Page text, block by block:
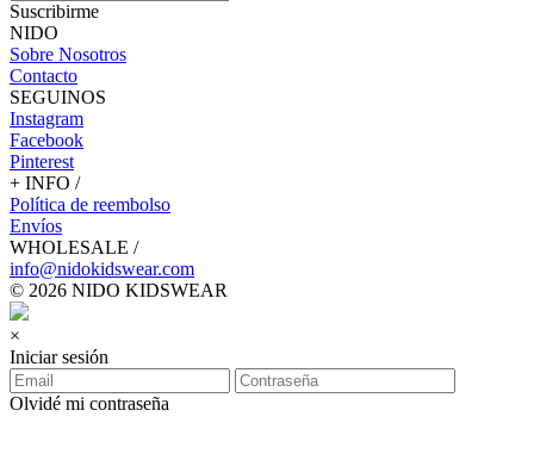
Suscribirme
NIDO
Sobre Nosotros
Contacto
SEGUINOS
Instagram
Facebook
Pinterest
+ INFO /
Política de reembolso
Envíos
WHOLESALE /
info@nidokidswear.com
© 2026 NIDO KIDSWEAR
×
Iniciar sesión
Olvidé mi contraseña